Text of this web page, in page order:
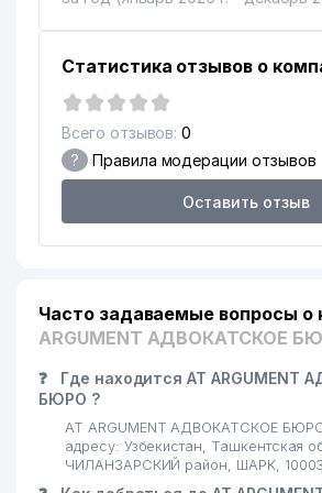
ПАРК КУЛЬТУРЫ И ОТДЫХА им.
ГАФУРА ГУЛЯМА
15 SUPER ASTRON ООО
16
РАЙОНА
17 ADVISE AND AUDIT ООО
O'ZSANOATQURILISHBANK АКБ
ЧИЛАНЗАРСКИЙ ФИЛИАЛ
ЧП
ТАШКЕНТСКИЙ КИСЛОРОДНЫЙ
ЗАВОД ГП
22
KORIFEY-AUDIT АУДИТОРСКАЯ
Статистика отзывов о
Всего отзывов: 0
? Правила модерации отзывов
Оставить отзыв
Часто задаваемые вопросы о
ARGUMENT АДВОКАТСКОЕ
❓
Где находится AT ARGUMENT
БЮРО ?
AT ARGUMENT АДВОКАТСКОЕ БЮРО
адресу: Узбекистан, Ташкентская
ЧИЛАНЗАРСКИЙ район, ШАРК,